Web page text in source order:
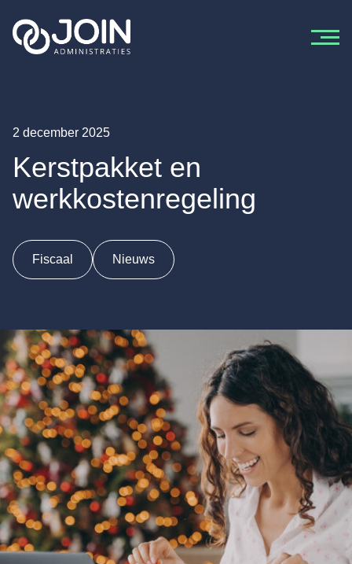
2 december 2025
Kerstpakket en
werkkostenregeling
Fiscaal Nieuws